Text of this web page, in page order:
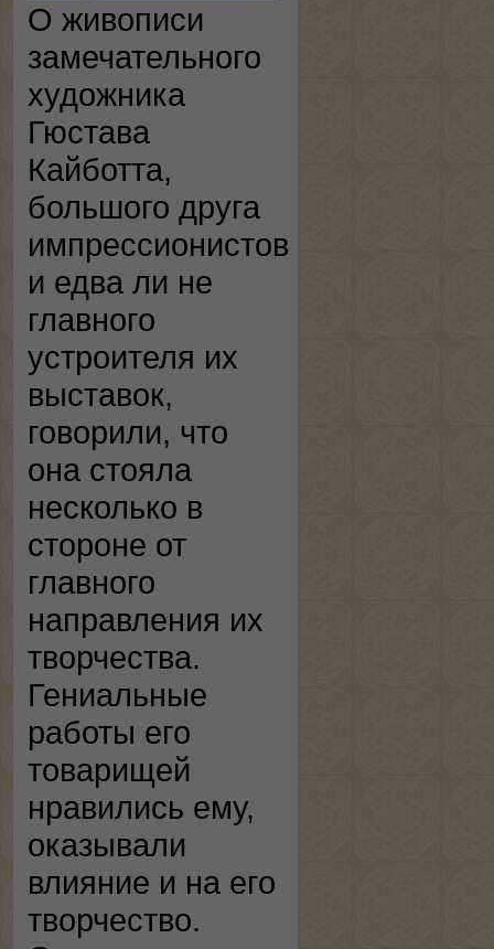
О живописи
замечательного
художника
Гюстава
Кайботта,
большого друга
импрессионистов
и едва ли не
главного
устроителя их
выставок,
говорили, что
она стояла
несколько в
стороне от
главного
направления их
творчества.
Гениальные
работы его
товарищей
нравились ему,
оказывали
влияние и на его
творчество.